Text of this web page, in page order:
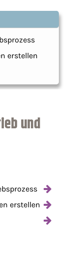
erstellen
und
erstellen